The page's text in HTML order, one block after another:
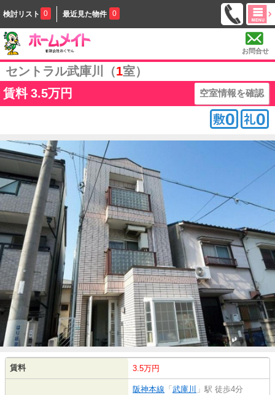
検討リスト 0 最近見た物件 0
お問合せ
セントラル武庫川（1室）
賃料 3.5万円 空室情報を確認
賃料 3.5万円
阪神本線 「 武庫川 」駅 徒歩4分